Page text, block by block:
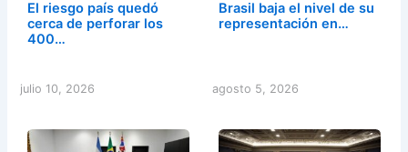
El riesgo país quedó
cerca de perforar los
400…
julio 10, 2026
Brasil baja el nivel de su
representación en…
agosto 5, 2026